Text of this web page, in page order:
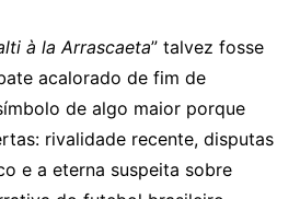
à la Arrascaeta” talvez fosse
acalorado de fim de
de algo maior porque
rivalidade recente, disputas
e a eterna suspeita sobre